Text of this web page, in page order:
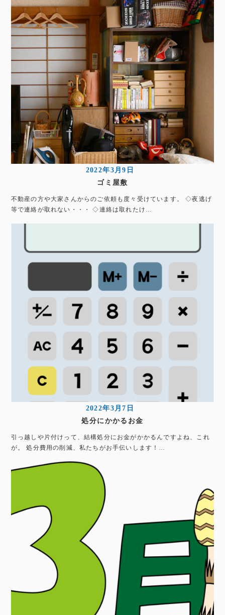
2022年3月9日
ゴミ屋敷
不動産の方や大家さんからのご依頼も度々受けています。 ◇夜逃げ
等で連絡が取れない・・・ ◇連絡は取れたけ…
2022年3月7日
処分にかかるお金
引っ越しや片付けって、結構処分にお金がかかるんですよね、これ
が。 処分費用の削減、私たちがお手伝いします！…